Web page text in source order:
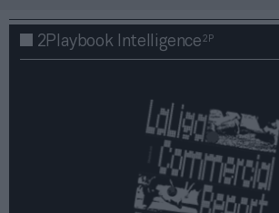
2Playbook Intelligence2P